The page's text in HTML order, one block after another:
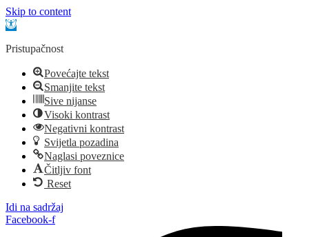
Skip to content
Open toolbar
Pristupačnost
Povećajte tekst
Smanjite tekst
Sive nijanse
Visoki kontrast
Negativni kontrast
Svijetla pozadina
Naglasi poveznice
Čitljiv font
Reset
Idi na sadržaj
Facebook-f